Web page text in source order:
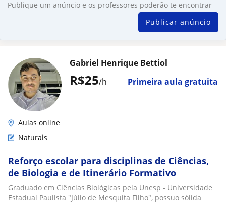
Publique um anúncio e os professores poderão te encontrar
Publicar anúncio
R$25/h Primeira aula gratuita
Gabriel Henrique Bettiol
Aulas online
Naturais
Reforço escolar para disciplinas de Ciências,
de Biologia e de Itinerário Formativo
Graduado em Ciências Biológicas pela Unesp - Universidade
Estadual Paulista "Júlio de Mesquita Filho", possuo sólida